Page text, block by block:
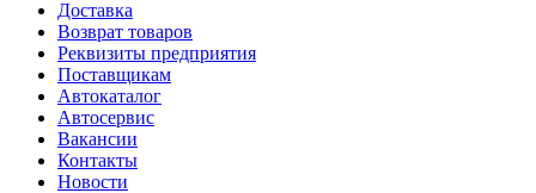
Доставка
Возврат товаров
Реквизиты предприятия
Поставщикам
Автокаталог
Автосервис
Вакансии
Контакты
Новости